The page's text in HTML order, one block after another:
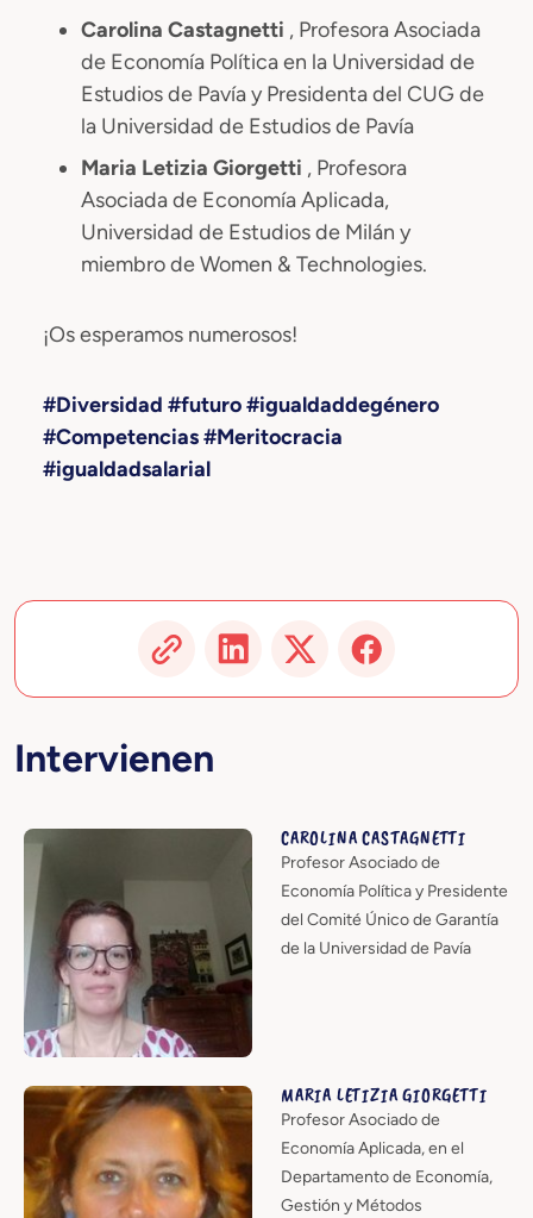
Carolina Castagnetti , Profesora Asociada
de Economía Política en la Universidad de
Estudios de Pavía y Presidenta del CUG de
la Universidad de Estudios de Pavía
Maria Letizia Giorgetti , Profesora
Asociada de Economía Aplicada,
Universidad de Estudios de Milán y
miembro de Women & Technologies.
¡Os esperamos numerosos!
#Diversidad #futuro #igualdaddegénero
#Competencias #Meritocracia
#igualdadsalarial
Intervienen
CAROLINA CASTAGNETTI
Profesor Asociado de
Economía Política y Presidente
del Comité Único de Garantía
de la Universidad de Pavía
MARIA LETIZIA GIORGETTI
Profesor Asociado de
Economía Aplicada, en el
Departamento de Economía,
Gestión y Métodos